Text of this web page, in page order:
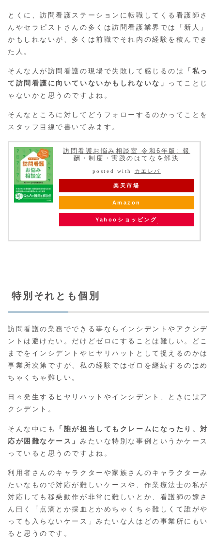
とくに、訪問看護ステーションに転職してくる看護師さ
んやセラピストさんの多くは訪問看護業界では「新人」
かもしれないが、多くは前職でそれ内の経験を積んでき
た人。
そんな人が訪問看護の現場で失敗して感じるのは
「私っ
て訪問看護に向いていないかもしれないな」
ってことじ
ゃないかと思うのですよね。
そんなところに対してどうフォローするのかってことを
スタッフ目線で書いてみます。
訪問看護お悩み相談室 令和6年版: 報
酬・制度・実践のはてなを解決
posted with カエレバ
楽天市場
Amazon
Yahooショッピング
特別それとも個別
訪問看護の業務でできる事ならインシデントやアクシデ
ントは避けたい。だけどゼロにすることは難しい。どこ
までをインシデントやヒヤリハットとして捉えるのかは
事業所次第ですが、私の経験ではゼロを継続するのはめ
ちゃくちゃ難しい。
日々発生するヒヤリハットやインシデント、ときにはア
クシデント。
そんな中にも
「誰が担当してもクレームになったり、対
応が困難なケース」みたいな特別な事例というかケース
っていると思うのですよね。
利用者さんのキャラクターや家族さんのキャラクターみ
たいなもので対応が難しいケースや、作業療法士の私が
対応しても移乗動作が非常に難しいとか、看護師の嫁さ
ん曰く「点滴とか採血とかめちゃくちゃ難しくて誰がや
っても入らないケース」みたいな人はどの事業所にもい
ると思うのです。